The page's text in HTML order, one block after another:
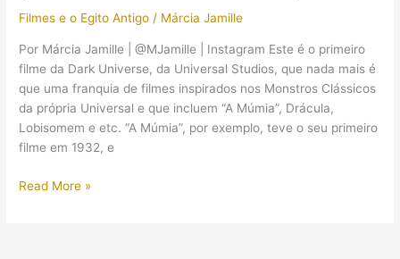
Filmes e o Egito Antigo / Márcia Jamille
Por Márcia Jamille | @MJamille | Instagram Este é o primeiro
filme da Dark Universe, da Universal Studios, que nada mais é
que uma franquia de filmes inspirados nos Monstros Clássicos
da própria Universal e que incluem “A Múmia”, Drácula,
Lobisomem e etc. “A Múmia”, por exemplo, teve o seu primeiro
filme em 1932, e
A
Read More »